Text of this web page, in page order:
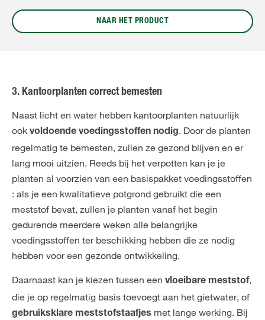
NAAR HET PRODUCT
3. Kantoorplanten correct bemesten
Naast licht en water hebben kantoorplanten natuurlijk
ook voldoende voedingsstoffen nodig. Door de planten
regelmatig te bemesten, zullen ze gezond blijven en er
lang mooi uitzien. Reeds bij het verpotten kan je je
planten al voorzien van een basispakket voedingsstoffen
: als je een kwalitatieve potgrond gebruikt die een
meststof bevat, zullen je planten vanaf het begin
gedurende meerdere weken alle belangrijke
voedingsstoffen ter beschikking hebben die ze nodig
hebben voor een gezonde ontwikkeling.
Daarnaast kan je kiezen tussen een vloeibare meststof,
die je op regelmatig basis toevoegt aan het gietwater, of
gebruiksklare meststofstaafjes met lange werking. Bij